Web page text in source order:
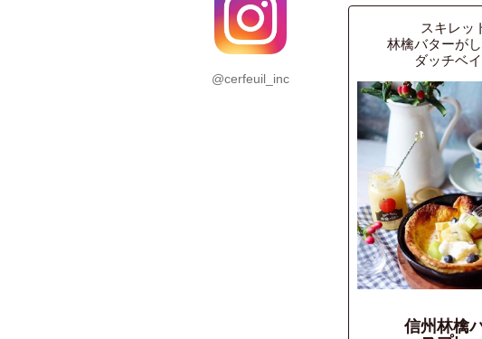
@cerfeuil_inc